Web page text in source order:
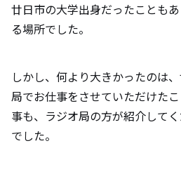
廿日市の大学出身だったことも
る場所でした。
しかし、何より大きかったのは
局でお仕事をさせていただけた
事も、ラジオ局の方が紹介して
でした。